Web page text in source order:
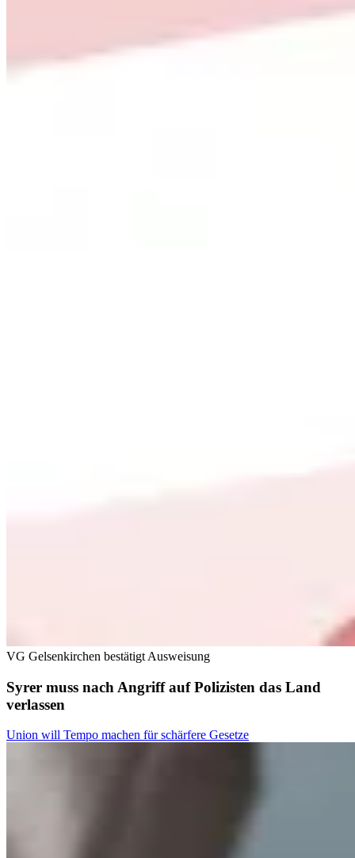
VG Gelsenkirchen bestätigt Ausweisung
Syrer muss nach Angriff auf Polizisten das Land
verlassen
Union will Tempo machen für schärfere Gesetze